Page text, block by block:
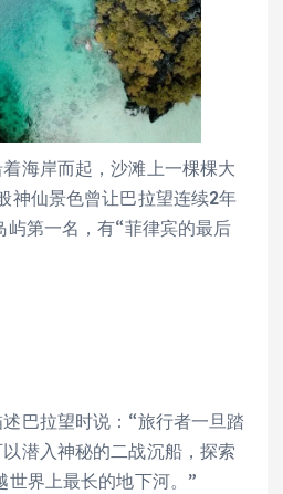
海岸而起，沙滩上一棵棵大
神仙景色曾让巴拉望连续2年
第一名，有“菲律宾的最后
巴拉望时说：“旅行者一旦踏
潜入神秘的二战沉船，探索
世界上最长的地下河。”